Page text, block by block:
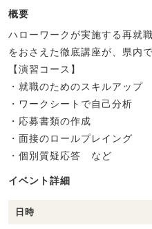
概要
ハローワークが実施する再就
をおさえた徹底講座が、県内
【演習コース】
・就職のためのスキルアップ
・ワークシートで自己分析
・応募書類の作成
・面接のロールプレイング
・個別質疑応答 など
イベント詳細
日時